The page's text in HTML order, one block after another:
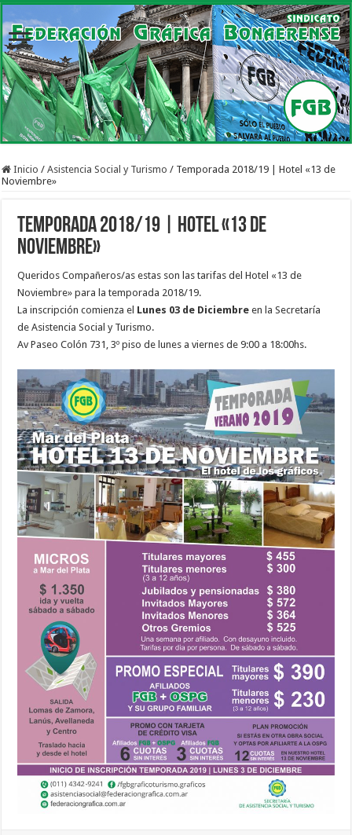
Inicio / Asistencia Social y Turismo / Temporada 2018/19 | Hotel «13 de
Noviembre»
Temporada 2018/19 | Hotel «13 de
Noviembre»
Queridos Compañeros/as estas son las tarifas del Hotel «13 de
Noviembre» para la temporada 2018/19.
La inscripción comienza el Lunes 03 de Diciembre en la Secretaría
de Asistencia Social y Turismo.
Av Paseo Colón 731, 3º piso de lunes a viernes de 9:00 a 18:00hs.